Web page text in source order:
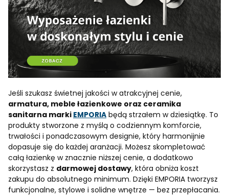
Jeśli szukasz świetnej jakości w atrakcyjnej cenie,
armatura, meble łazienkowe oraz ceramika
sanitarna marki EMPORIA będą strzałem w dziesiątkę. To
produkty stworzone z myślą o codziennym komforcie,
trwałości i ponadczasowym designie, który harmonijnie
dopasuje się do każdej aranżacji. Możesz skompletować
całą łazienkę w znacznie niższej cenie, a dodatkowo
skorzystasz z darmowej dostawy, która obniża koszt
zakupu do absolutnego minimum. Dzięki EMPORIA tworzysz
funkcjonalne, stylowe i solidne wnętrze — bez przepłacania.